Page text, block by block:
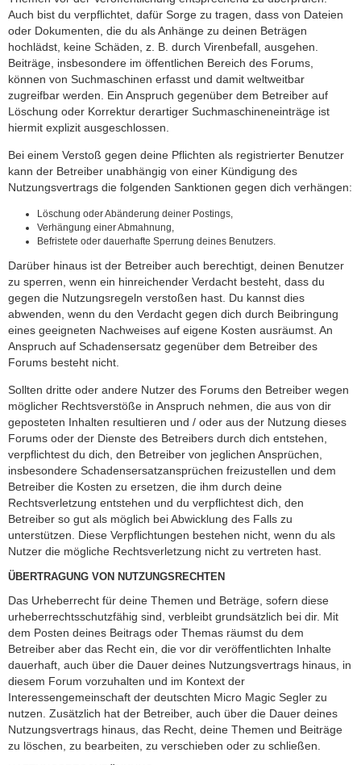
Auch bist du verpflichtet, dafür Sorge zu tragen, dass von Dateien
oder Dokumenten, die du als Anhänge zu deinen Beträgen
hochlädst, keine Schäden, z. B. durch Virenbefall, ausgehen.
Beiträge, insbesondere im öffentlichen Bereich des Forums,
können von Suchmaschinen erfasst und damit weltweitbar
zugreifbar werden. Ein Anspruch gegenüber dem Betreiber auf
Löschung oder Korrektur derartiger Suchmaschineneinträge ist
hiermit explizit ausgeschlossen.
Bei einem Verstoß gegen deine Pflichten als registrierter Benutzer
kann der Betreiber unabhängig von einer Kündigung des
Nutzungsvertrags die folgenden Sanktionen gegen dich verhängen:
Löschung oder Abänderung deiner Postings,
Verhängung einer Abmahnung,
Befristete oder dauerhafte Sperrung deines Benutzers.
Darüber hinaus ist der Betreiber auch berechtigt, deinen Benutzer
zu sperren, wenn ein hinreichender Verdacht besteht, dass du
gegen die Nutzungsregeln verstoßen hast. Du kannst dies
abwenden, wenn du den Verdacht gegen dich durch Beibringung
eines geeigneten Nachweises auf eigene Kosten ausräumst. An
Anspruch auf Schadensersatz gegenüber dem Betreiber des
Forums besteht nicht.
Sollten dritte oder andere Nutzer des Forums den Betreiber wegen
möglicher Rechtsverstöße in Anspruch nehmen, die aus von dir
geposteten Inhalten resultieren und / oder aus der Nutzung dieses
Forums oder der Dienste des Betreibers durch dich entstehen,
verpflichtest du dich, den Betreiber von jeglichen Ansprüchen,
insbesondere Schadensersatzansprüchen freizustellen und dem
Betreiber die Kosten zu ersetzen, die ihm durch deine
Rechtsverletzung entstehen und du verpflichtest dich, den
Betreiber so gut als möglich bei Abwicklung des Falls zu
unterstützen. Diese Verpflichtungen bestehen nicht, wenn du als
Nutzer die mögliche Rechtsverletzung nicht zu vertreten hast.
ÜBERTRAGUNG VON NUTZUNGSRECHTEN
Das Urheberrecht für deine Themen und Beträge, sofern diese
urheberrechtsschutzfähig sind, verbleibt grundsätzlich bei dir. Mit
dem Posten deines Beitrags oder Themas räumst du dem
Betreiber aber das Recht ein, die vor dir veröffentlichten Inhalte
dauerhaft, auch über die Dauer deines Nutzungsvertrags hinaus, in
diesem Forum vorzuhalten und im Kontext der
Interessengemeinschaft der deutschten Micro Magic Segler zu
nutzen. Zusätzlich hat der Betreiber, auch über die Dauer deines
Nutzungsvertrags hinaus, das Recht, deine Themen und Beiträge
zu löschen, zu bearbeiten, zu verschieben oder zu schließen.